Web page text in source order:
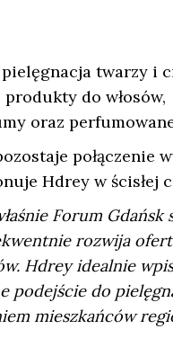
twarzy i
do włosów,
oraz
połączenie
Hdrey w ścisłej
Forum
rozwija
Hdrey idealnie
podejście do
mieszkańców